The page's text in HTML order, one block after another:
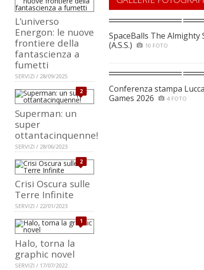
L’universo
Energon: le nuove
frontiere della
fantascienza a
fumetti
SERVIZI / 28/09/2025
2
Superman: un
super
ottantacinquenne!
SERVIZI / 28/06/2023
2
Crisi Oscura sulle
Terre Infinite
SERVIZI / 22/01/2023
1
Halo, torna la
graphic novel
SERVIZI / 17/07/2022
SpaceBalls The Almighty
(A.S.S.)
10 FOTO
Conferenza stampa
Games 2026
4 FOTO